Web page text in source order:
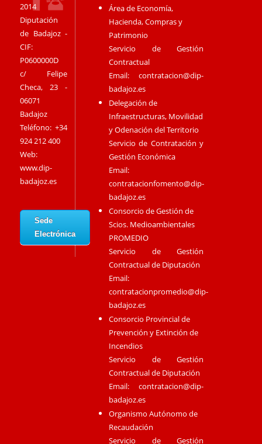
2014
Diputación
de Badajoz -
CIF:
P0600000D
c/ Felipe
Checa, 23 -
06071
Badajoz
Teléfono: +34
924 212 400
Web:
www.dip-
badajoz.es
Sede
Electrónica
Área de Economía,
Hacienda, Compras y
Patrimonio
Servicio de Gestión
Contractual
Email:contratacion@dip-
badajoz.es
Delegación de
Infraestructuras, Movilidad
y Odenación del Territorio
Servicio de Contratación y
Gestión Económica
Email:
contratacionfomento@dip-
badajoz.es
Consorcio de Gestión de
Scios. Medioambientales
PROMEDIO
Servicio de Gestión
Contractual de Diputación
Email:
contratacionpromedio@dip-
badajoz.es
Consorcio Provincial de
Prevención y Extinción de
Incendios
Servicio de Gestión
Contractual de Diputación
Email:contratacion@dip-
badajoz.es
Organismo Autónomo de
Recaudación
Servicio de Gestión